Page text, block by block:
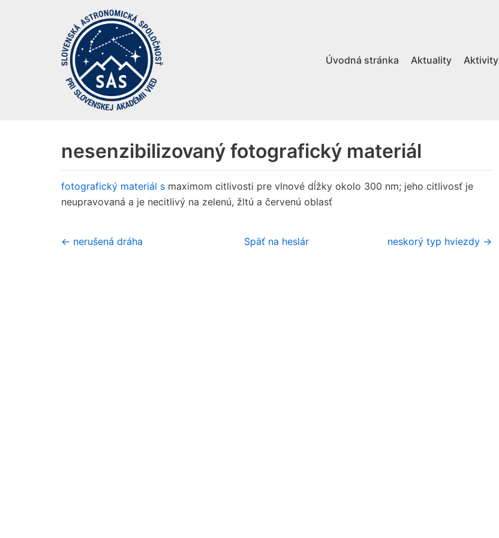
Úvodná stránka Aktuality Aktivity
nesenzibilizovaný fotografický materiál
fotografický materiál s maximom citlivosti pre vlnové dĺžky okolo 300 nm; jeho citlivosť je
neupravovaná a je necitlivý na zelenú, žltú a červenú oblasť
← nerušená dráha Späť na heslár neskorý typ hviezdy →